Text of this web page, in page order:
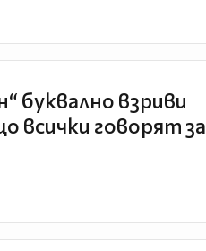
буквално взриви
всички говорят за